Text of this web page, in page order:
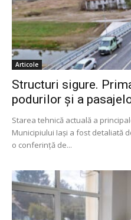
Articole
Structuri sigure.
podurilor și a
Starea tehnică actuală a
Municipiului Iași a fost detaliată
o conferință de...